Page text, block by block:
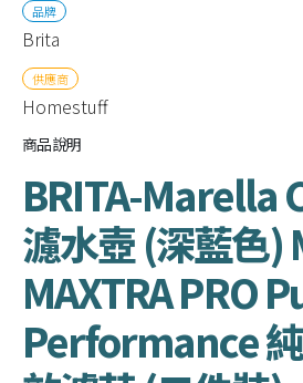
品牌
Brita
供應商
Homestuff
商品說明
BRITA-Marella
濾水壺 (深藍色)
MAXTRA PRO
Performance